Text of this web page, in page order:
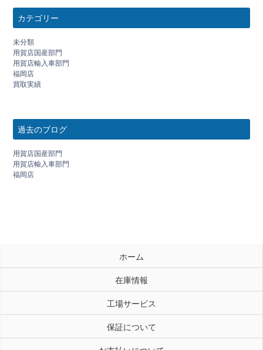
カテゴリー
未分類
用賀店国産部門
用賀店輸入車部門
福岡店
買取実績
過去のブログ
用賀店国産部門
用賀店輸入車部門
福岡店
ホーム
在庫情報
工場サービス
保証について